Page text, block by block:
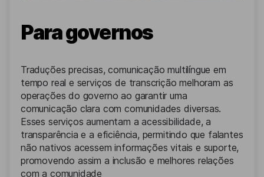
Para governos
Traduções precisas, comunicação multilíngue em
tempo real e serviços de transcrição melhoram as
operações do governo ao garantir uma
comunicação clara com comunidades diversas.
Esses serviços aumentam a acessibilidade, a
transparência e a eficiência, permitindo que falantes
não nativos acessem informações vitais e suporte,
promovendo assim a inclusão e melhores relações
com a comunidade